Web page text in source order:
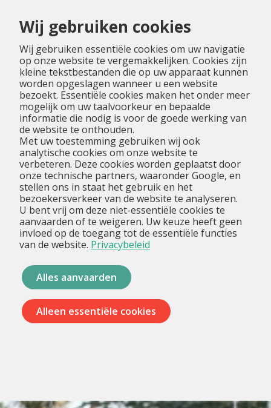
Wij gebruiken cookies
Wij gebruiken essentiële cookies om uw navigatie
op onze website te vergemakkelijken. Cookies zijn
kleine tekstbestanden die op uw apparaat kunnen
worden opgeslagen wanneer u een website
bezoekt. Essentiële cookies maken het onder meer
mogelijk om uw taalvoorkeur en bepaalde
informatie die nodig is voor de goede werking van
de website te onthouden.
Met uw toestemming gebruiken wij ook
analytische cookies om onze website te
verbeteren. Deze cookies worden geplaatst door
onze technische partners, waaronder Google, en
stellen ons in staat het gebruik en het
bezoekersverkeer van de website te analyseren.
U bent vrij om deze niet-essentiële cookies te
aanvaarden of te weigeren. Uw keuze heeft geen
invloed op de toegang tot de essentiële functies
van de website. Privacybeleid
Alles aanvaarden
Alleen essentiële cookies